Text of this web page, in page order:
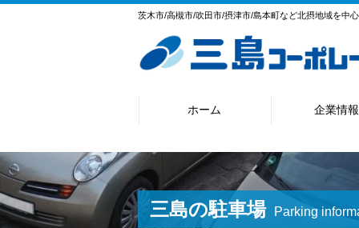
茨木市/高槻市/吹田市/摂津市/島本町など北摂地域を中
ホーム 企業情報
三島の駐車場 Parking